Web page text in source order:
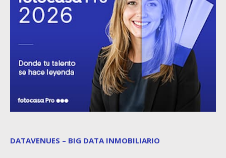
DATAVENUES – BIG DATA INMOBILIARIO